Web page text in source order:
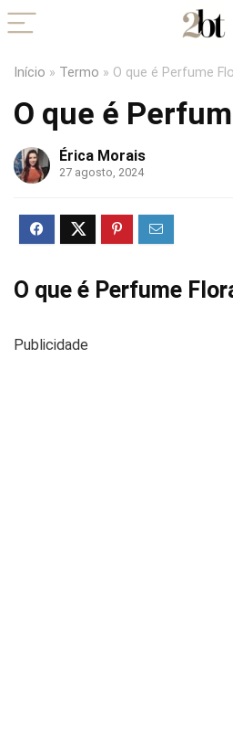
Início » Termo » O que é Perfume
O que é
Érica Morais
27 agosto, 2024
O que é Perfume
Publicidade